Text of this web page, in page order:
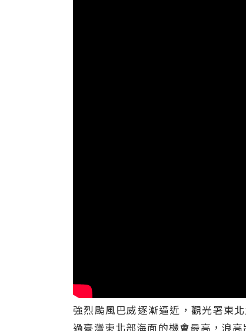
強烈颱風巴威逐漸逼近，觀光署東
過臺灣東北部海面的機會最高，浪